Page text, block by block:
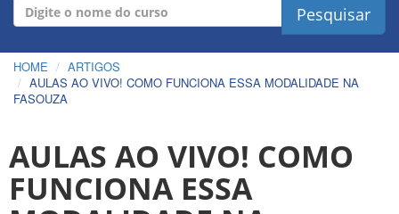
Pesquisar
HOME
ARTIGOS
AULAS AO VIVO! COMO FUNCIONA ESSA MODALIDADE NA
FASOUZA
AULAS AO VIVO! COMO
FUNCIONA ESSA